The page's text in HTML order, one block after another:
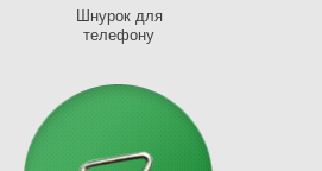
Шнурок для
телефону